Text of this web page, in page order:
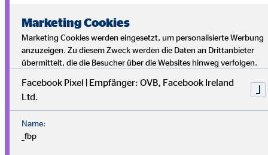
Alle brauchen eineKrankenversicherung, Selbstständige
mitunter noch mehr. Da du zum Beispiel im Krankheitsfall
keine Lohnfortzahlungen erhältst, sind bestimmte
Krankenzusatzversicherungen für dich vielleicht besonders
attraktiv.
Altersvorsorge
Marketing Cookies
Marketing Cookies werden eingesetzt, um personalisierte Werbung
anzuzeigen. Zu diesem Zweck werden die Daten an Drittanbieter
übermittelt, die die Besucher über die Websites hinweg verfolgen.
Facebook Pixel | Empfänger: OVB, Facebook Ireland
Ltd.
Name:
_fbp